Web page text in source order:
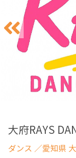
大府RAYS
ダンス ／愛知県